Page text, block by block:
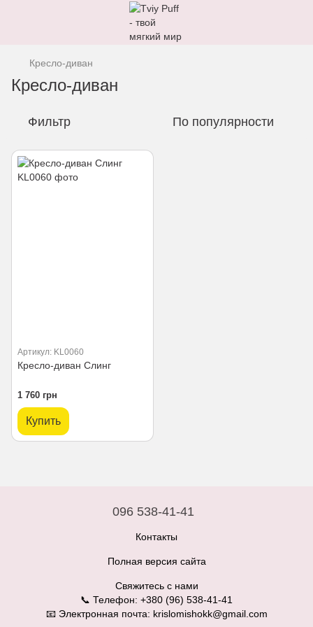
Кресло-диван
Кресло-диван
Фильтр По популярности
Артикул: KL0060
Кресло-диван Слинг
1 760 грн
Купить
096 538-41-41
Контакты
Полная версия сайта
Свяжитесь с нами
📞 Телефон: +380 (96) 538-41-41
📧 Электронная почта: krislomishokk@gmail.com